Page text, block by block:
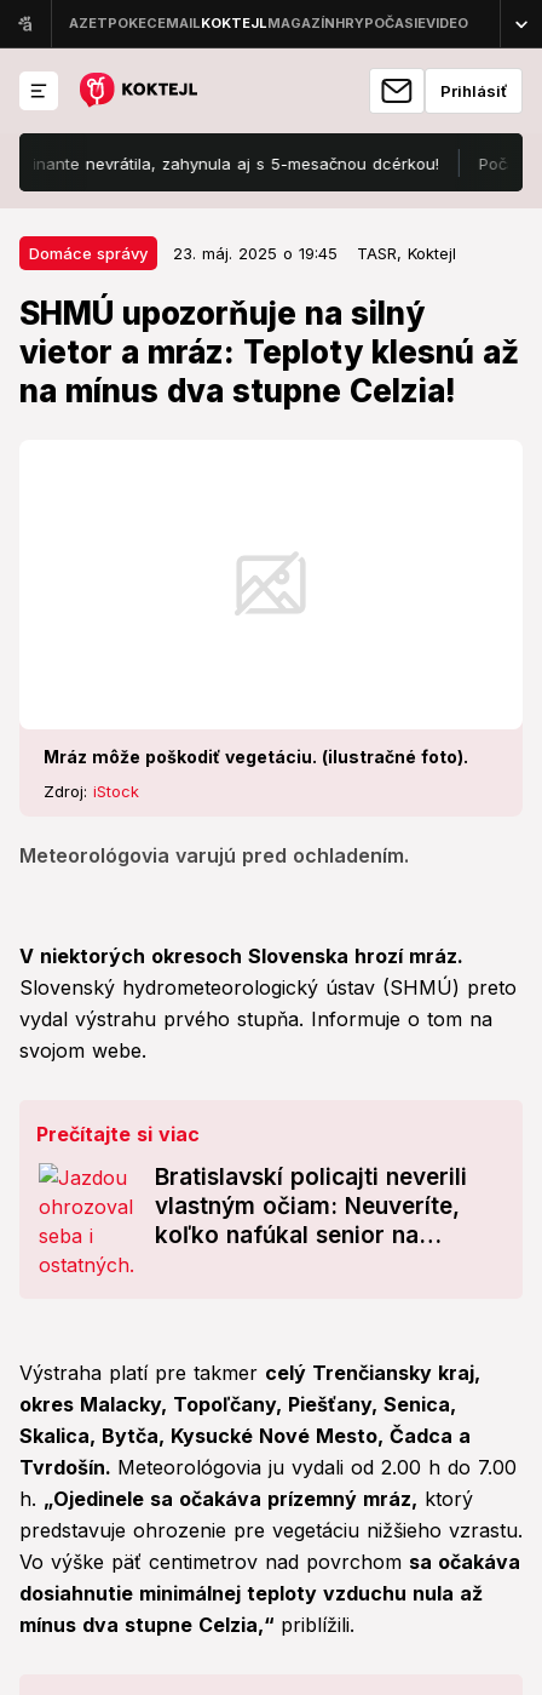
Prihlásiť
nevrátila, zahynula aj s 5-mesačnou dcérkou! Počasie
Domáce správy 23. máj. 2025 o 19:45 TASR, Koktejl
SHMÚ upozorňuje na silný
vietor a mráz: Teploty klesnú až
na mínus dva stupne Celzia!
Mráz môže poškodiť vegetáciu. (ilustračné foto).
Zdroj: iStock
Meteorológovia varujú pred ochladením.
Domáce správy 23. máj. 2025 o 19:45
SHMÚ upozorňuje na silný vietor a
mráz: Teploty klesnú až na mínus
dva stupne Celzia!
V niektorých okresoch Slovenska hrozí mráz.
Slovenský hydrometeorologický ústav (SHMÚ) preto
vydal výstrahu prvého stupňa. Informuje o tom na
svojom webe.
Prečítajte si viac
Bratislavskí policajti neverili
vlastným očiam: Neuveríte,
koľko nafúkal senior na
Výstraha platí pre takmer celý Trenčiansky kraj,
okres Malacky, Topoľčany, Piešťany, Senica,
Skalica, Bytča, Kysucké Nové Mesto, Čadca a
Tvrdošín. Meteorológovia ju vydali od 2.00 h do 7.00
h. „Ojedinele sa očakáva prízemný mráz, ktorý
predstavuje ohrozenie pre vegetáciu nižšieho vzrastu.
Vo výške päť centimetrov nad povrchom sa očakáva
dosiahnutie minimálnej teploty vzduchu nula až
mínus dva stupne Celzia,“ priblížili.